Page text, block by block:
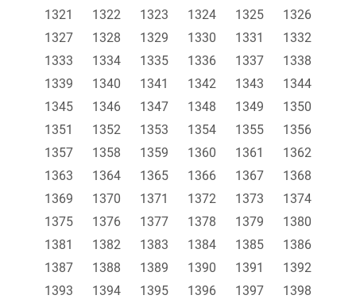
1321
1322 1323 1324 1325
1326
1327
1328 1329 1330 1331
1332
1333
1334 1335 1336 1337
1338
1339
1340 1341 1342 1343
1344
1345
1346 1347 1348 1349
1350
1351
1352 1353 1354 1355
1356
1357
1358 1359 1360 1361
1362
1363
1364 1365 1366 1367
1368
1369
1370 1371 1372 1373
1374
1375
1376 1377 1378 1379
1380
1381
1382 1383 1384 1385
1386
1387
1388 1389 1390 1391
1392
1393
1394 1395 1396 1397
1398